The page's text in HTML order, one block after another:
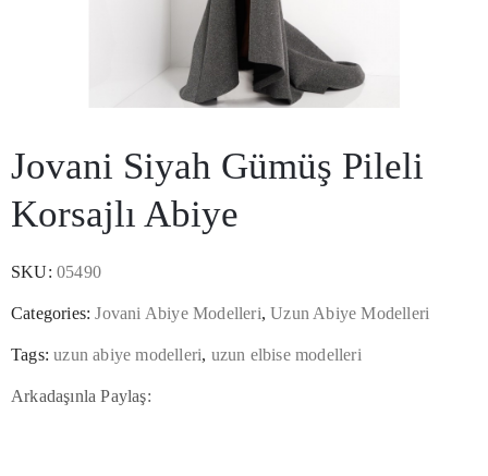
Jovani Siyah Gümüş Pileli
Korsajlı Abiye
SKU: 05490
Categories:Jovani Abiye Modelleri,Uzun Abiye Modelleri
Tags:uzun abiye modelleri, uzun elbise modelleri
Arkadaşınla Paylaş: